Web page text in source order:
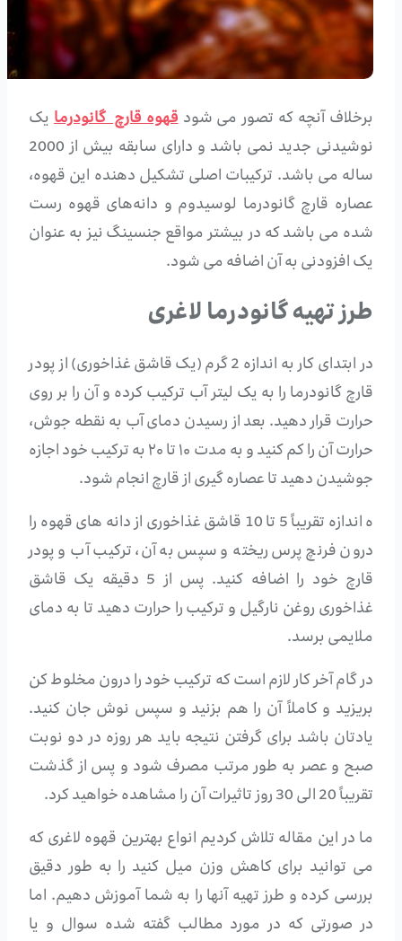
برخلاف آنچه که تصور می شودقهوه قارچ گانودرما یک
نوشیدنی جدید نمی باشد و دارای سابقه بیش از 2000
ساله می باشد. ترکیبات اصلی تشکیل دهنده این قهوه،
عصاره قارچ گانودرما لوسیدوم و دانه‌های قهوه رست
شده می باشد که در بیشتر مواقع جنسینگ نیز به عنوان
یک افزودنی به آن اضافه می شود.
طرز تهیه گانودرما لاغری
در ابتدای کار به اندازه 2 گرم (یک قاشق غذاخوری) از پودر
قارچ گانودرما را به یک لیتر آب ترکیب کرده و آن را بر روی
حرارت قرار دهید. بعد از رسیدن دمای آب به نقطه جوش،
حرارت آن را کم کنید و به مدت ۱۰ تا ۲۰ به ترکیب خود اجازه
جوشیدن دهید تا عصاره گیری از قارچ انجام شود.
ه اندازه تقریباً 5 تا 10 قاشق غذاخوری از دانه های قهوه را
درون فرنچ پرس ریخته و سپس به آن، ترکیب آب و پودر
قارچ خود را اضافه کنید. پس از 5 دقیقه یک قاشق
غذاخوری روغن نارگیل و ترکیب را حرارت دهید تا به دمای
ملایمی برسد.
در گام آخر کار لازم است که ترکیب خود را درون مخلوط کن
بریزید و کاملاً آن را هم بزنید و سپس نوش جان کنید.
یادتان باشد برای گرفتن نتیجه باید هر روزه در دو نوبت
صبح و عصر به طور مرتب مصرف شود و پس از گذشت
تقریباً 20 الی 30 روز تاثیرات آن را مشاهده خواهید کرد.
ما در این مقاله تلاش کردیم انواع بهترین قهوه لاغری که
می توانید برای کاهش وزن میل کنید را به طور دقیق
بررسی کرده و طرز تهیه آنها را به شما آموزش دهیم. اما
در صورتی که در مورد مطالب گفته شده سوال و یا